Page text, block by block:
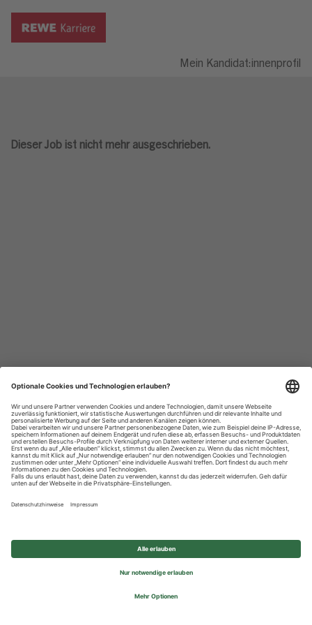
Mein Kandidat:innenprofil
Dieser Job ist nicht mehr ausgeschrieben.
Datenschutzhinweise
Impressum
Privatsphäre-Einstellungen
© 2026 REWE Group - All rights reserved